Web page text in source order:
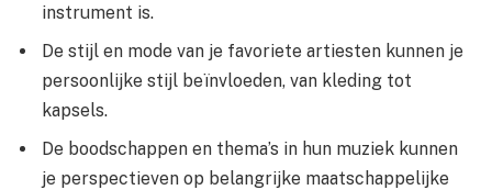
instrument is.
De stijl en mode van je favoriete artiesten kunnen je
persoonlijke stijl beïnvloeden, van kleding tot
kapsels.
De boodschappen en thema’s in hun muziek kunnen
je perspectieven op belangrijke maatschappelijke